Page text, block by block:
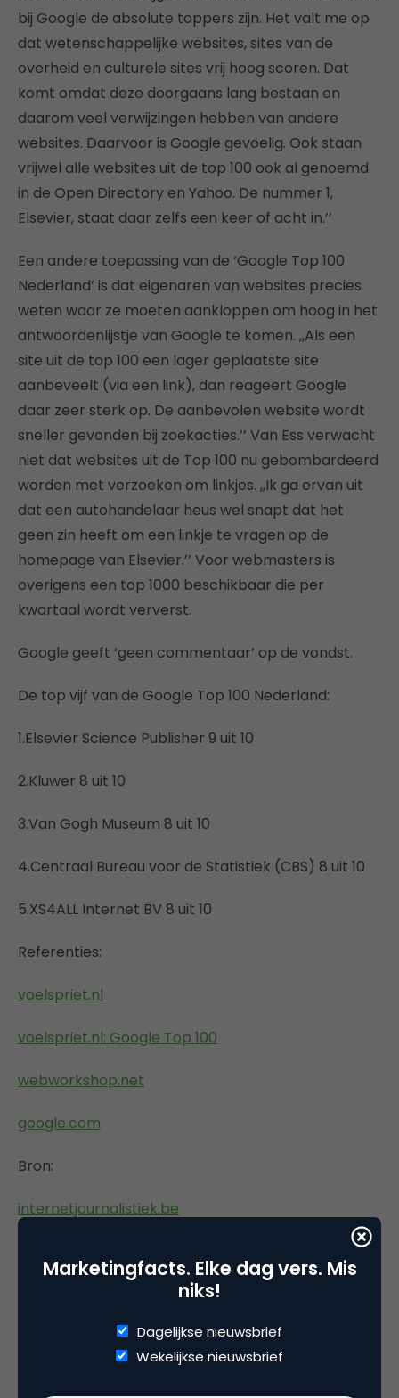
bij Google de absolute toppers zijn. Het valt me op
dat wetenschappelijke websites, sites van de
overheid en culturele sites vrij hoog scoren. Dat
komt omdat deze doorgaans lang bestaan en
daarom veel verwijzingen hebben van andere
websites. Daarvoor is Google gevoelig. Ook staan
vrijwel alle websites uit de top 100 ook al genoemd
in de Open Directory en Yahoo. De nummer 1,
Elsevier, staat daar zelfs een keer of acht in.’’
Een andere toepassing van de ‘Google Top 100
Nederland’ is dat eigenaren van websites precies
weten waar ze moeten aankloppen om hoog in het
antwoordenlijstje van Google te komen. ,,Als een
site uit de top 100 een lager geplaatste site
aanbeveelt (via een link), dan reageert Google
daar zeer sterk op. De aanbevolen website wordt
sneller gevonden bij zoekacties.’’ Van Ess verwacht
niet dat websites uit de Top 100 nu gebombardeerd
worden met verzoeken om linkjes. ,,Ik ga ervan uit
dat een autohandelaar heus wel snapt dat het
geen zin heeft om een linkje te vragen op de
homepage van Elsevier.’’ Voor webmasters is
overigens een top 1000 beschikbaar die per
kwartaal wordt ververst.
Google geeft ‘geen commentaar’ op de vondst.
De top vijf van de Google Top 100 Nederland:
1.Elsevier Science Publisher 9 uit 10
2.Kluwer 8 uit 10
3.Van Gogh Museum 8 uit 10
4.Centraal Bureau voor de Statistiek (CBS) 8 uit 10
5.XS4ALL Internet BV 8 uit 10
Referenties:
voelspriet.nl
voelspriet.nl: Google Top 100
webworkshop.net
google.com
Bron:
internetjournalistiek.be
Marketingfacts. Elke dag vers. Mis
niks!
Dagelijkse nieuwsbrief
Wekelijkse nieuwsbrief